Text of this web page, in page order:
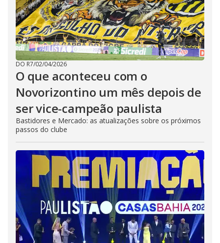
DO R7/02/04/2026
O que aconteceu com o
Novorizontino um mês depois de
ser vice-campeão paulista
Bastidores e Mercado: as atualizações sobre os próximos
passos do clube